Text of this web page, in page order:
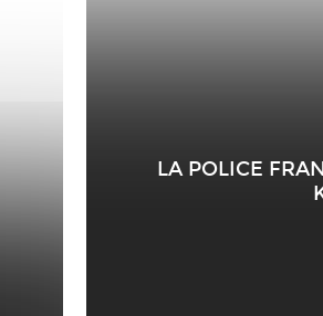
LA POLICE